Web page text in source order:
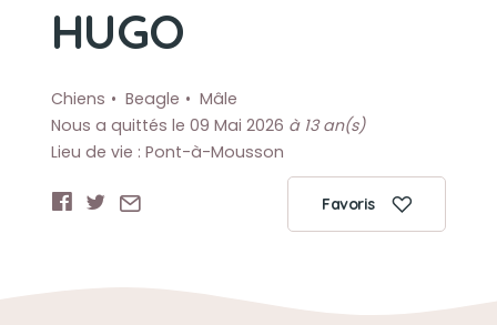
HUGO
Chiens Beagle
Mâle
Nous a quittés le 09 Mai 2026 à 13 an(s)
Lieu de vie : Pont-à-Mousson
Favoris